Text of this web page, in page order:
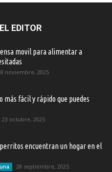
EDITOR
movil para alimentar a
noviembre, 2025
más fácil y rápido que puedes
23 octubre, 2025
perritos encuentran un hogar en el
28 septiembre, 2025